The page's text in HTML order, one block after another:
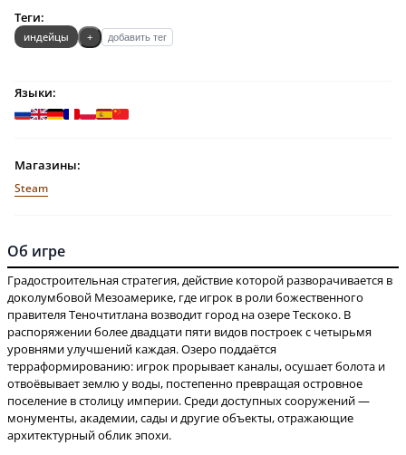
Теги:
индейцы + добавить тег
Языки:
Магазины:
Steam
Об игре
Градостроительная стратегия, действие которой разворачивается в
доколумбовой Мезоамерике, где игрок в роли божественного
правителя Теночтитлана возводит город на озере Тескоко. В
распоряжении более двадцати пяти видов построек с четырьмя
уровнями улучшений каждая. Озеро поддаётся
терраформированию: игрок прорывает каналы, осушает болота и
отвоёвывает землю у воды, постепенно превращая островное
поселение в столицу империи. Среди доступных сооружений —
монументы, академии, сады и другие объекты, отражающие